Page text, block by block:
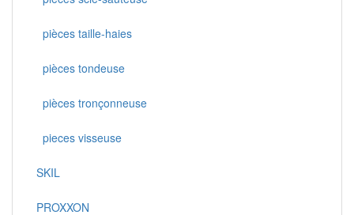
pièces taille-haies
pièces tondeuse
pièces tronçonneuse
pieces visseuse
SKIL
PROXXON